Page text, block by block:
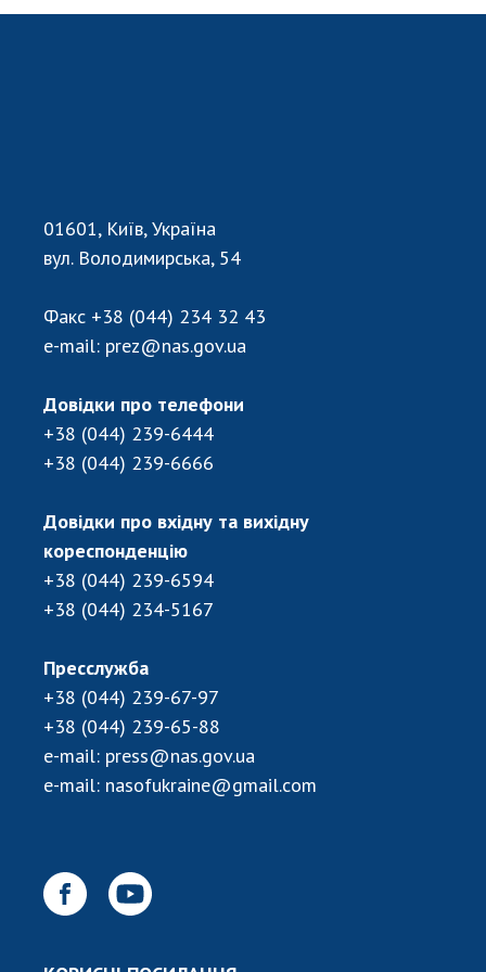
КОНТАКТИ
ПРОФСПІЛКА НАН УКРАЇНИ
КАБІНЕТ
01601, Київ, Україна
вул. Володимирська, 54
Факс +38 (044) 234 32 43
e-mail: prez@nas.gov.ua
Довідки про телефони
+38 (044) 239-6444
+38 (044) 239-6666
Довідки про вхідну та вихідну
кореспонденцію
+38 (044) 239-6594
+38 (044) 234-5167
Пресслужба
+38 (044) 239-67-97
+38 (044) 239-65-88
e-mail: press@nas.gov.ua
e-mail: nasofukraine@gmail.com